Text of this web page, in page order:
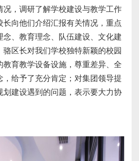
况，调研了解学校建设与教学工作
长向他们介绍汇报有关情况，重点
念、教育理念、队伍建设、文化建
骆区长对我们学校独特新颖的校园
教育教学设备设施，尊重差异、全
，给予了充分肯定；对集团领导提
划建设遇到的问题，表示要大力协